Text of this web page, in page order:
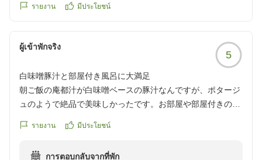
にかかれます日を心よりお待ち申し上げております。
本当にありがとうございました。
reviewId=33123478051857
あいにくのお天気ではございましたが、お部屋でゆった
も大きな喜びでございます。また、ご夕食・ご朝食とも
にご満足いただき、お食事内容につきましても、お身体
を気遣いながら安心してお召し上がりいただけたことを
嬉しく思っております。
「お値段を忘れるくらいの設備と接客」とのお言葉は、
รายงาน มีประโยชน์
ผู้เข้าพักจริง
5
白味噌豚汁と部屋付き風呂に大満足
朝ご飯の庵都汁が白味噌ベースの豚汁なんですが、ポタージ
ュのようで絶品で美味しかったです。お部屋や部屋付きのお
クチコミの詳細はこちらから
รายงาน มีประโยชน์
การตอบกลับจากที่พัก